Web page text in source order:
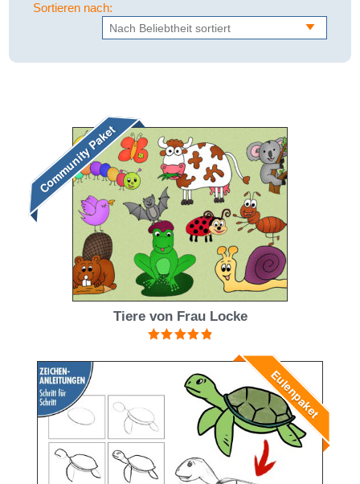
Sortieren nach:
Community Paket
Tiere von Frau Locke
4.94von 5 Eulenpaket